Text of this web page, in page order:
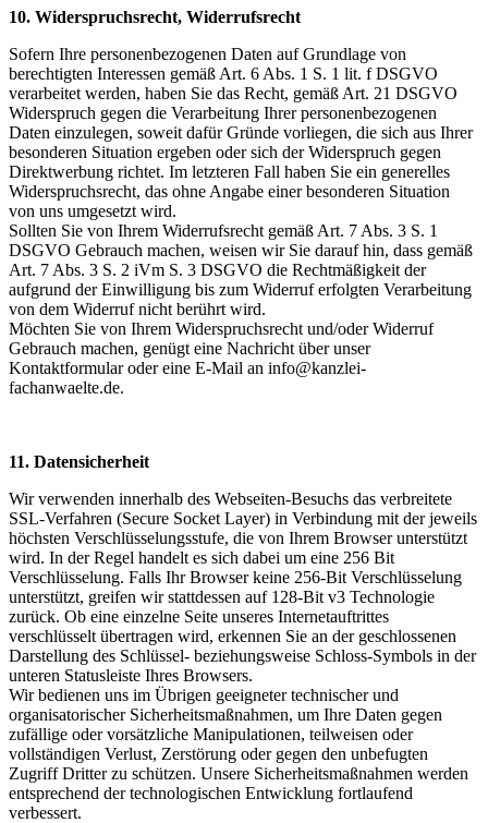
10. Widerspruchsrecht, Widerrufsrecht
Sofern Ihre personenbezogenen Daten auf Grundlage von
berechtigten Interessen gemäß Art. 6 Abs. 1 S. 1 lit. f DSGVO
verarbeitet werden, haben Sie das Recht, gemäß Art. 21 DSGVO
Widerspruch gegen die Verarbeitung Ihrer personenbezogenen
Daten einzulegen, soweit dafür Gründe vorliegen, die sich aus Ihrer
besonderen Situation ergeben oder sich der Widerspruch gegen
Direktwerbung richtet. Im letzteren Fall haben Sie ein generelles
Widerspruchsrecht, das ohne Angabe einer besonderen Situation
von uns umgesetzt wird.
Sollten Sie von Ihrem Widerrufsrecht gemäß Art. 7 Abs. 3 S. 1
DSGVO Gebrauch machen, weisen wir Sie darauf hin, dass gemäß
Art. 7 Abs. 3 S. 2 iVm S. 3 DSGVO die Rechtmäßigkeit der
aufgrund der Einwilligung bis zum Widerruf erfolgten Verarbeitung
von dem Widerruf nicht berührt wird.
Möchten Sie von Ihrem Widerspruchsrecht und/oder Widerruf
Gebrauch machen, genügt eine Nachricht über unser
Kontaktformular oder eine E-Mail an info@kanzlei-
fachanwaelte.de.
11. Datensicherheit
Wir verwenden innerhalb des Webseiten-Besuchs das verbreitete
SSL-Verfahren (Secure Socket Layer) in Verbindung mit der jeweils
höchsten Verschlüsselungsstufe, die von Ihrem Browser unterstützt
wird. In der Regel handelt es sich dabei um eine 256 Bit
Verschlüsselung. Falls Ihr Browser keine 256-Bit Verschlüsselung
unterstützt, greifen wir stattdessen auf 128-Bit v3 Technologie
zurück. Ob eine einzelne Seite unseres Internetauftrittes
verschlüsselt übertragen wird, erkennen Sie an der geschlossenen
Darstellung des Schlüssel- beziehungsweise Schloss-Symbols in der
unteren Statusleiste Ihres Browsers.
Wir bedienen uns im Übrigen geeigneter technischer und
organisatorischer Sicherheitsmaßnahmen, um Ihre Daten gegen
zufällige oder vorsätzliche Manipulationen, teilweisen oder
vollständigen Verlust, Zerstörung oder gegen den unbefugten
Zugriff Dritter zu schützen. Unsere Sicherheitsmaßnahmen werden
entsprechend der technologischen Entwicklung fortlaufend
verbessert.